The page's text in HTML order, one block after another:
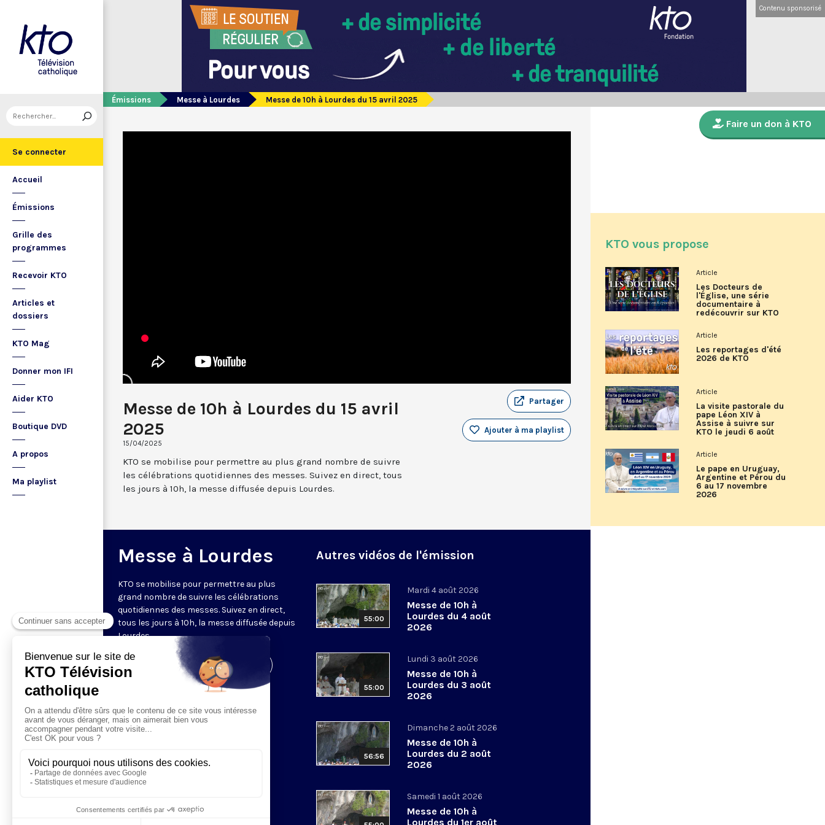
Se connecter
Accueil
Émissions
Grille des
programmes
Recevoir KTO
Articles et
dossiers
KTO Mag
Donner mon IFI
Aider KTO
Boutique DVD
A propos
Ma playlist
Contenu sponsorisé
Émissions Messe à Lourdes Messe de 10h à Lourdes du 15 avril 2025
Messe de 10h à Lourdes du 15 avril
2025
15/04/2025
Partager
Ajouter à ma playlist
KTO se mobilise pour permettre au plus grand nombre de suivre
les célébrations quotidiennes des messes. Suivez en direct, tous
les jours à 10h, la messe diffusée depuis Lourdes.
Messe à Lourdes
KTO se mobilise pour permettre au plus
grand nombre de suivre les célébrations
quotidiennes des messes. Suivez en direct,
tous les jours à 10h, la messe diffusée depuis
Lourdes.
Visiter la page de l'émission
Autres vidéos de l'émission
55:00
Mardi 4 août 2026
Messe de 10h à
Lourdes du 4 août
2026
55:00
Lundi 3 août 2026
Messe de 10h à
Lourdes du 3 août
2026
56:56
Dimanche 2 août 2026
Messe de 10h à
Lourdes du 2 août
2026
Samedi 1 août 2026
Messe de 10h à
Lourdes du 1er août
Faire un don à KTO
KTO vous propose
Article
Les Docteurs de
l'Église, une série
documentaire à
redécouvrir sur KTO
Article
Les reportages d'été
2026 de KTO
Article
La visite pastorale du
pape Léon XIV à
Assise à suivre sur
KTO le jeudi 6 août
Article
Le pape en Uruguay,
Argentine et Pérou du
6 au 17 novembre
2026